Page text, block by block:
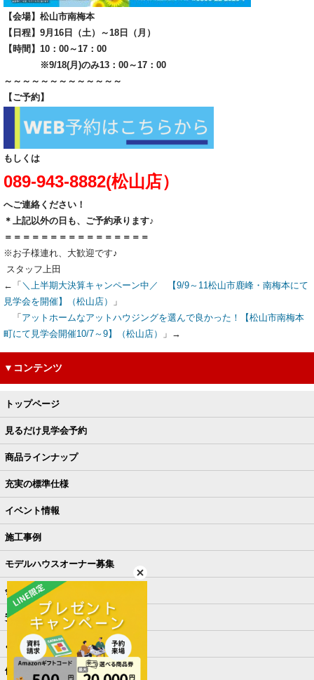
【会場】松山市南梅本
【日程】9月16日（土）～18日（月）
【時間】10：00～17：00
※9/18(月)のみ13：00～17：00
～～～～～～～～～～～～～
【ご予約】
もしくは
089-943-8882(松山店）
へご連絡ください！
＊上記以外の日も、ご予約承ります♪
＝＝＝＝＝＝＝＝＝＝＝＝＝＝＝＝
※お子様連れ、大歓迎です♪
スタッフ上田
←「 ＼上半期大決算キャンペーン中／ 【9/9～11松山市鹿峰・南梅本にて
見学会を開催】（松山店）
」
「 アットホームなアットハウジングを選んで良かった！【松山市南梅本
町にて見学会開催10/7～9】（松山店）
」→
▼コンテンツ
トップページ
見るだけ見学会予約
商品ラインナップ
充実の標準仕様
イベント情報
施工事例
モデルハウスオーナー募集
会社概要
安さの秘密
よくある質問
他社との違い